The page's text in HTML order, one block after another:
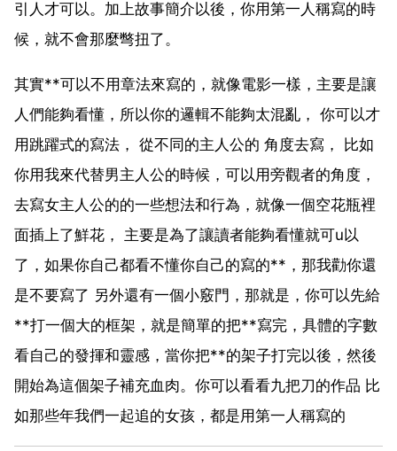
引人才可以。加上故事簡介以後，你用第一人稱寫的時
候，就不會那麼彆扭了。
其實**可以不用章法來寫的，就像電影一樣，主要是讓
人們能夠看懂，所以你的邏輯不能夠太混亂， 你可以才
用跳躍式的寫法， 從不同的主人公的 角度去寫， 比如
你用我來代替男主人公的時候，可以用旁觀者的角度，
去寫女主人公的的一些想法和行為，就像一個空花瓶裡
面插上了鮮花， 主要是為了讓讀者能夠看懂就可u以
了，如果你自己都看不懂你自己的寫的**，那我勸你還
是不要寫了 另外還有一個小竅門，那就是，你可以先給
**打一個大的框架，就是簡單的把**寫完，具體的字數
看自己的發揮和靈感，當你把**的架子打完以後，然後
開始為這個架子補充血肉。你可以看看九把刀的作品 比
如那些年我們一起追的女孩，都是用第一人稱寫的